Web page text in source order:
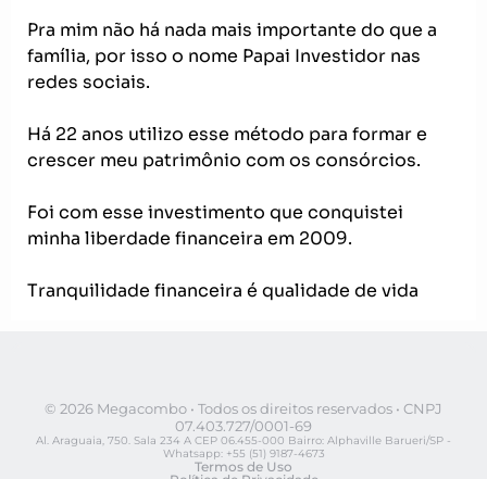
Pra mim não há nada mais importante do que a
família, por isso o nome Papai Investidor nas
redes sociais.
Há 22 anos utilizo esse método para formar e
crescer meu patrimônio com os consórcios.
Foi com esse investimento que conquistei
minha liberdade financeira em 2009.
Tranquilidade financeira é qualidade de vida
© 2026 Megacombo • Todos os direitos reservados • CNPJ
07.403.727/0001-69
Al. Araguaia, 750. Sala 234 A CEP 06.455-000 Bairro: Alphaville Barueri/SP -
Whatsapp: +55 (51) 9187-4673
Termos de Uso